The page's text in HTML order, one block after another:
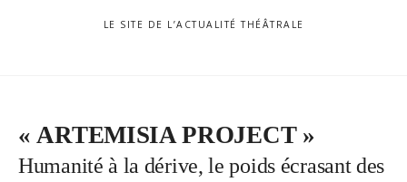
LE SITE DE L’ACTUALITÉ THÉÂTRALE
« ARTEMISIA PROJECT »
Humanité à la dérive, le poids écrasant des